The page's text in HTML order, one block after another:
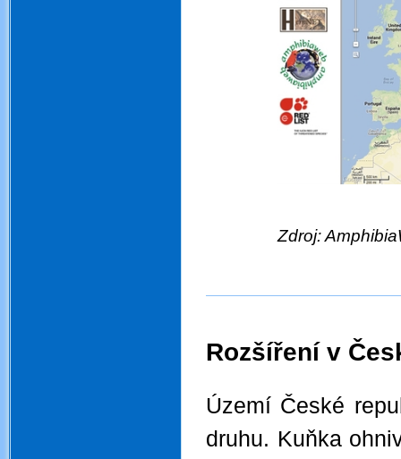
Zdroj:
Rozšíření v
Území České
druhu. Kuňka